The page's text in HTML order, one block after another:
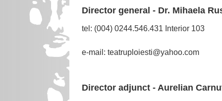
Director general - Dr. Mihaela
tel: (004) 0244.546.431 Interior 103
e-mail: teatruploiesti@yahoo.com
Director adjunct - Aurelian